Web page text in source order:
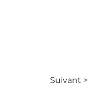
Suivant >